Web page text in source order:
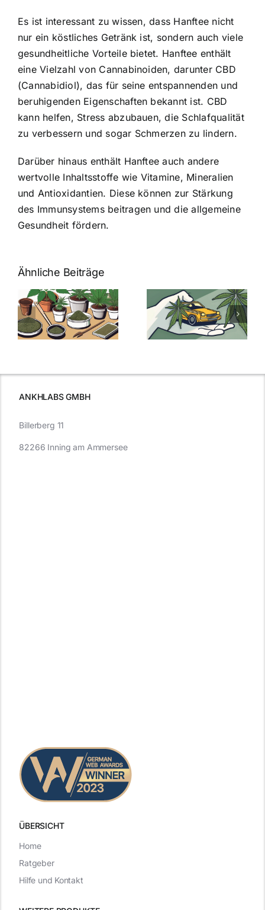
Es ist interessant zu wissen, dass Hanftee nicht
nur ein köstliches Getränk ist, sondern auch viele
gesundheitliche Vorteile bietet. Hanftee enthält
eine Vielzahl von Cannabinoiden, darunter CBD
(Cannabidiol), das für seine entspannenden und
beruhigenden Eigenschaften bekannt ist. CBD
kann helfen, Stress abzubauen, die Schlafqualität
zu verbessern und sogar Schmerzen zu lindern.
Darüber hinaus enthält Hanftee auch andere
wertvolle Inhaltsstoffe wie Vitamine, Mineralien
und Antioxidantien. Diese können zur Stärkung
des Immunsystems beitragen und die allgemeine
Gesundheit fördern.
Ähnliche Beiträge
Neue THC-
Grenzwert-
Regelung:
Was Sie über
Cannabis und
müssen
Cannabis
Samen
kaufen: Alles
was Sie
ANKHLABS GMBH
ÜBERSICHT
Billerberg 11
82266 Inning am Ammersee
Home
Ratgeber
Hilfe und Kontakt